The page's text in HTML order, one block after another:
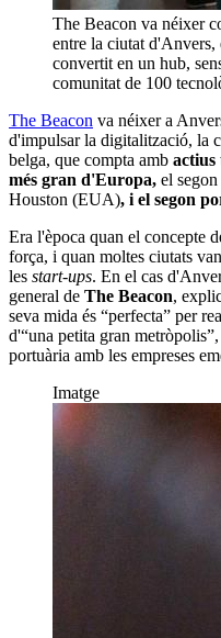
The Beacon va néixer
entre la ciutat d'Anvers,
convertit en un hub,
comunitat de 100
The Beacon va néixer a
d'impulsar la digitalització, la
belga, que compta amb actius
més gran d'Europa, el
Houston (EUA), i el segon
Era l'època quan el concepte
força, i quan moltes ciutats
les start-ups. En el cas
general de The Beacon,
seva mida és “perfecta” per
d'“una petita gran
portuària amb les empreses
Imatge